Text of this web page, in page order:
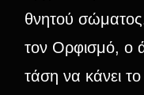
θνητού
τον Ορφισμό, ο
τάση να κάνει